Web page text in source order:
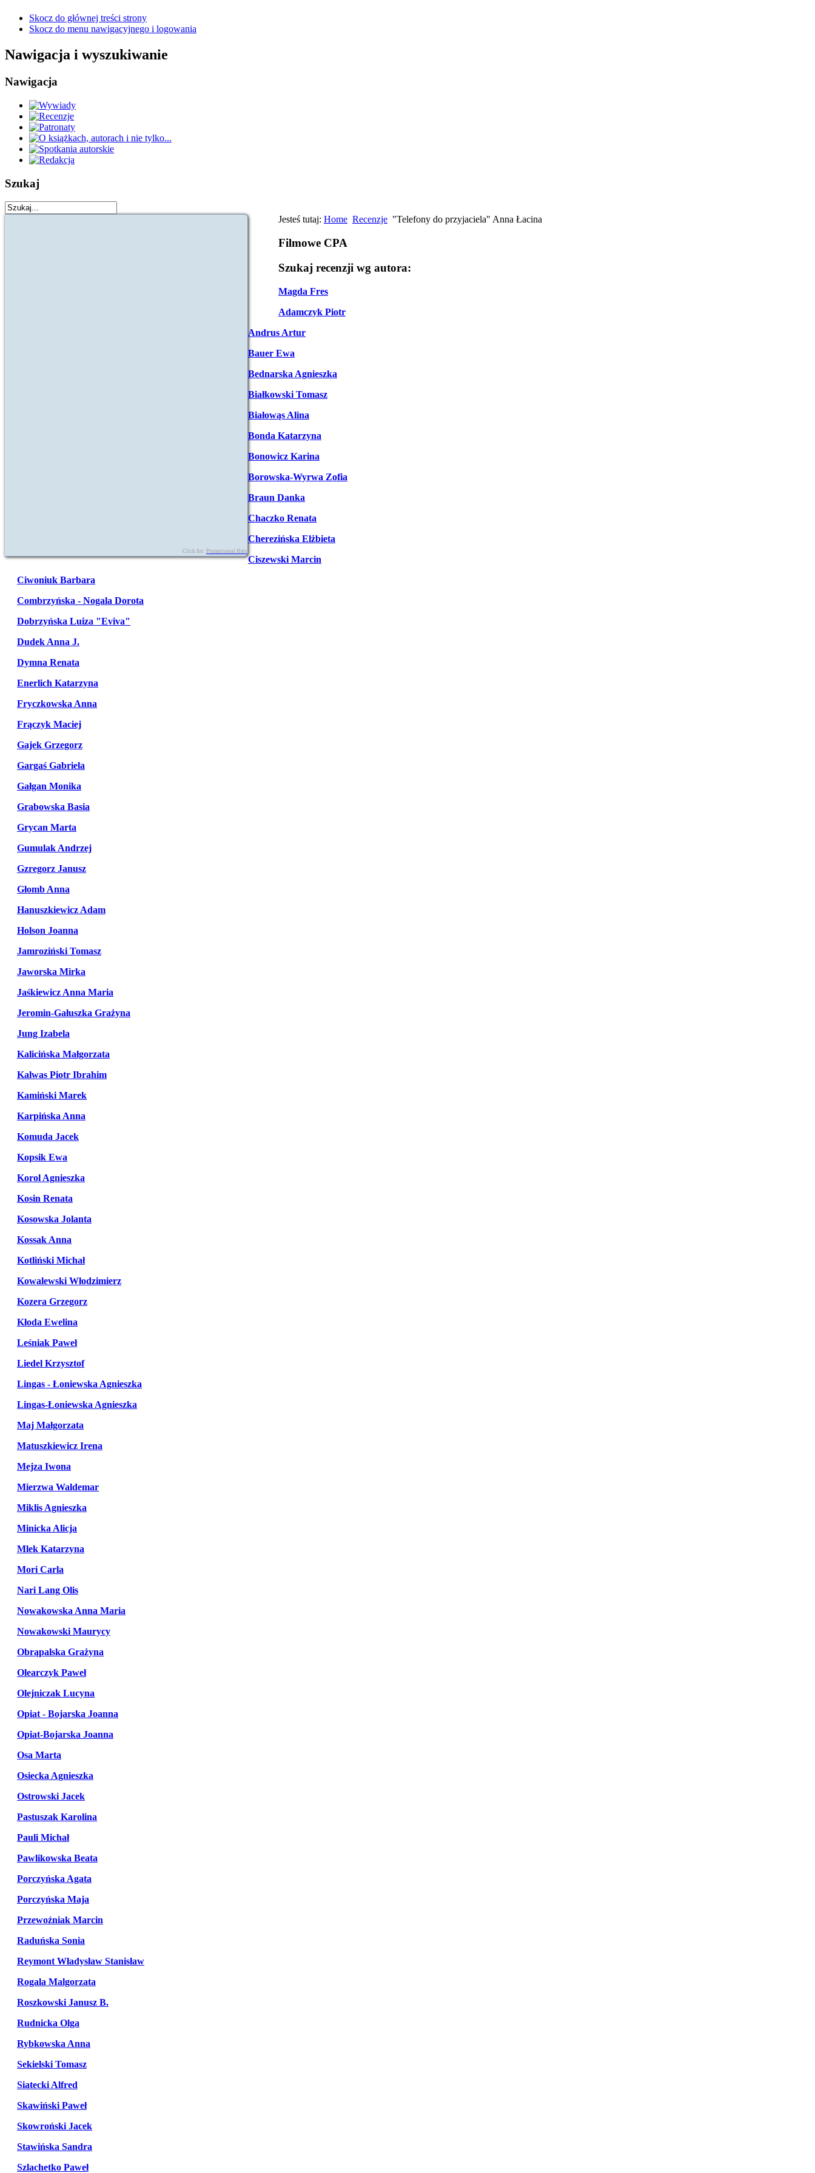
Skocz do głównej treści strony
Skocz do menu nawigacyjnego i logowania
Nawigacja i wyszukiwanie
Nawigacja
Szukaj
Click for: Promotional Hats
Jesteś tutaj: Home Recenzje "Telefony do przyjaciela" Anna Łacina
Filmowe CPA
Szukaj recenzji wg autora:
Magda Fres
Adamczyk Piotr
Andrus Artur
Bauer Ewa
Bednarska Agnieszka
Białkowski Tomasz
Białowąs Alina
Bonda Katarzyna
Bonowicz Karina
Borowska-Wyrwa Zofia
Braun Danka
Chaczko Renata
Cherezińska Elżbieta
Ciszewski Marcin
Ciwoniuk Barbara
Combrzyńska - Nogala Dorota
Dobrzyńska Luiza "Eviva"
Dudek Anna J.
Dymna Renata
Enerlich Katarzyna
Fryczkowska Anna
Frączyk Maciej
Gajek Grzegorz
Gargaś Gabriela
Gałgan Monika
Grabowska Basia
Grycan Marta
Gumulak Andrzej
Gzregorz Janusz
Głomb Anna
Hanuszkiewicz Adam
Holson Joanna
Jamroziński Tomasz
Jaworska Mirka
Jaśkiewicz Anna Maria
Jeromin-Gałuszka Grażyna
Jung Izabela
Kalicińska Małgorzata
Kalwas Piotr Ibrahim
Kamiński Marek
Karpińska Anna
Komuda Jacek
Kopsik Ewa
Korol Agnieszka
Kosin Renata
Kosowska Jolanta
Kossak Anna
Kotliński Michał
Kowalewski Włodzimierz
Kozera Grzegorz
Kłoda Ewelina
Leśniak Paweł
Liedel Krzysztof
Lingas - Łoniewska Agnieszka
Lingas-Łoniewska Agnieszka
Maj Małgorzata
Matuszkiewicz Irena
Mejza Iwona
Mierzwa Waldemar
Miklis Agnieszka
Minicka Alicja
Mlek Katarzyna
Mori Carla
Nari Lang Olis
Nowakowska Anna Maria
Nowakowski Maurycy
Obrąpalska Grażyna
Olearczyk Paweł
Olejniczak Lucyna
Opiat - Bojarska Joanna
Opiat-Bojarska Joanna
Osa Marta
Osiecka Agnieszka
Ostrowski Jacek
Pastuszak Karolina
Pauli Michał
Pawlikowska Beata
Porczyńska Agata
Porczyńska Maja
Przewoźniak Marcin
Raduńska Sonia
Reymont Władysław Stanisław
Rogala Malgorzata
Roszkowski Janusz B.
Rudnicka Olga
Rybkowska Anna
Sekielski Tomasz
Siatecki Alfred
Skawiński Paweł
Skowroński Jacek
Stawińska Sandra
Szlachetko Paweł